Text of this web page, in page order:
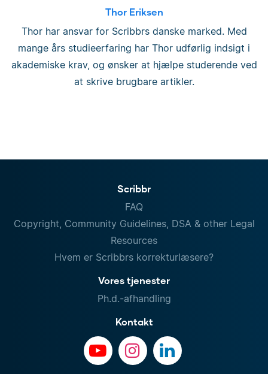
Thor Eriksen
Thor har ansvar for Scribbrs danske marked. Med
mange års studieerfaring har Thor udførlig indsigt i
akademiske krav, og ønsker at hjælpe studerende ved
at skrive brugbare artikler.
Scribbr
FAQ
Copyright, Community Guidelines, DSA & other Legal
Resources
Hvem er Scribbrs korrekturlæsere?
Vores tjenester
Ph.d.-afhandling
Kontakt